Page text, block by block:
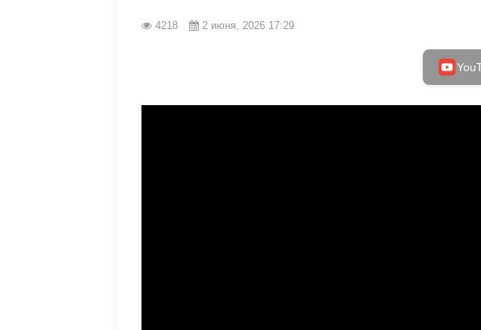
4218 2 июня, 2026 17:29